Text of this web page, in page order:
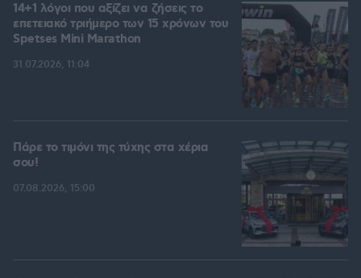
14+1 λόγοι που αξίζει να ζήσεις το
επετειακό τριήμερο των 15 χρόνων του
Spetses Mini Marathon
31.07.2026, 11:04
Πάρε το τιμόνι της τύχης στα χέρια
σου!
07.08.2026, 15:00